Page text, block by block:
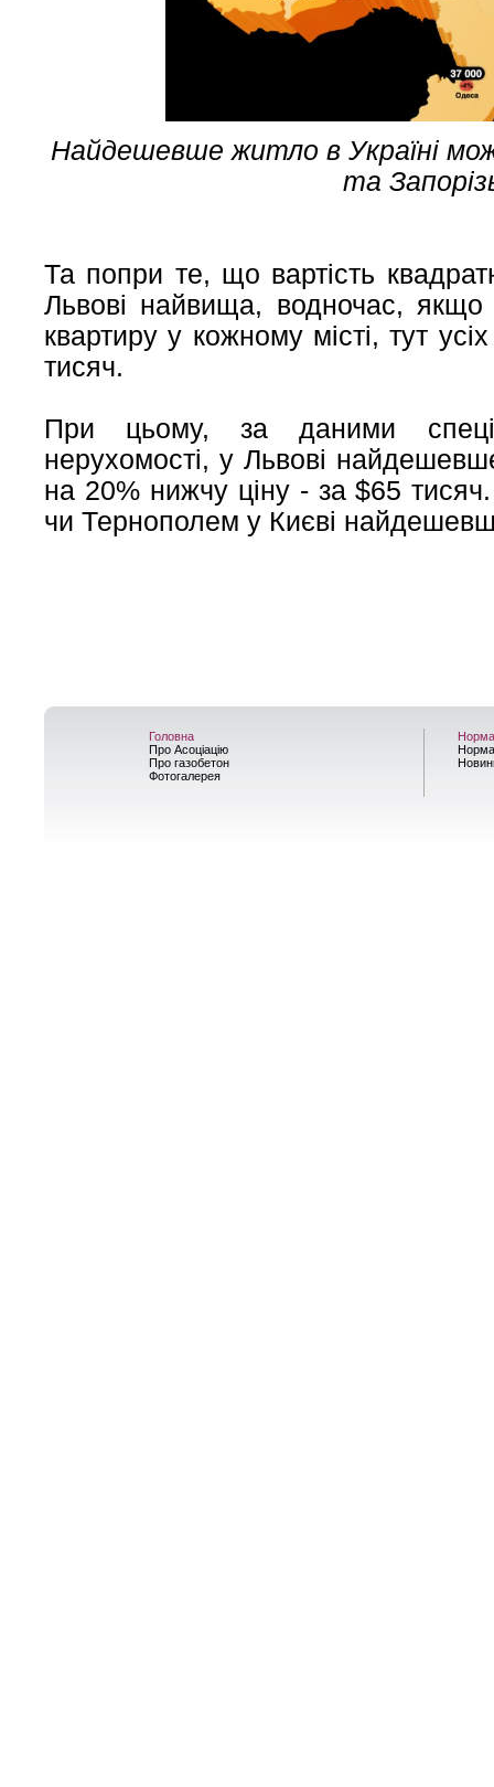
Найдешевше житло в Україні
та
Та попри те, що вартість
Львові найвища, водночас,
квартиру у кожному місті, тут
тисяч.
При цьому, за даними
нерухомості, у Львові
на 20% нижчу ціну - за $65
чи Тернополем у Києві
Головна
Про Асоціацію
Про газобетон
Фотогалерея